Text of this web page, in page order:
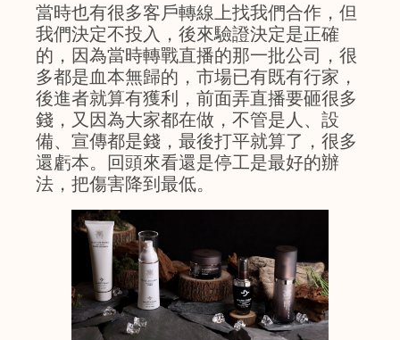
當時也有很多客戶轉線上找我們合作，但
我們決定不投入，後來驗證決定是正確
的，因為當時轉戰直播的那一批公司，很
多都是血本無歸的，市場已有既有行家，
後進者就算有獲利，前面弄直播要砸很多
錢，又因為大家都在做，不管是人、設
備、宣傳都是錢，最後打平就算了，很多
還虧本。回頭來看還是停工是最好的辦
法，把傷害降到最低。